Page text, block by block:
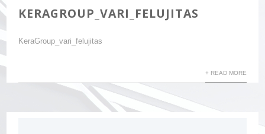
KERAGROUP_VARI_FELUJITAS
KeraGroup_vari_felujitas
+ READ MORE